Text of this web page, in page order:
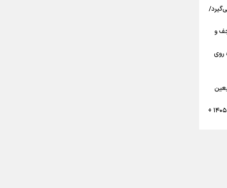
تا نجف و
روی
تقویم پیاده روی نجف به کربلا اربعین ۱۴۰۵ +